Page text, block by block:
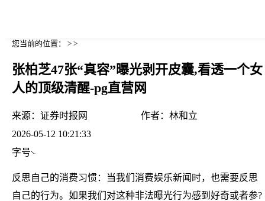
您当前的位置： > >
张柏芝47张“真容”曝光剥开皮囊,看透一个女
人的顶级清醒-pg直营网
来源： 证券时报网 作者： 林和立
2026-05-12 10:21:33
字号
反思自己的消费习惯：当我们消费娱乐新闻时，也需要反思
自己的行为。如果我们对这种非法曝光行为感到好奇或者参?